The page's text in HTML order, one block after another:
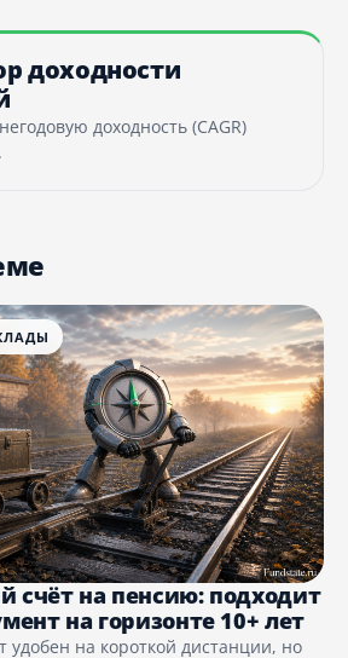
доходности
доходность (CAGR)
счёт на пенсию: подходит
на горизонте 10+ лет
удобен на короткой дистанции, но